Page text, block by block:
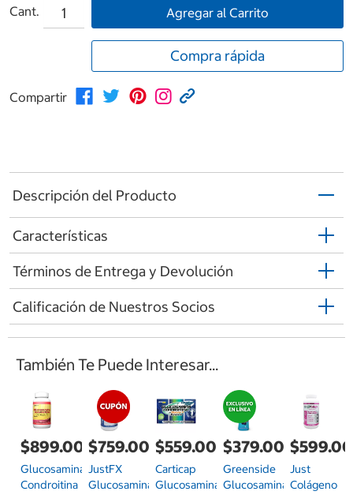
Cant. Agregar al Carrito
Compra rápida
Compartir
Descripción del Producto
Características
Términos de Entrega y Devolución
Calificación de Nuestros Socios
También Te Puede Interesar...
$899.00
Glucosamina
Condroitina
$759.00
JustFX
Glucosamina
$559.00
Carticap
Glucosamina
$379.00
Greenside
Glucosamina
$599.00
Just
Colágeno